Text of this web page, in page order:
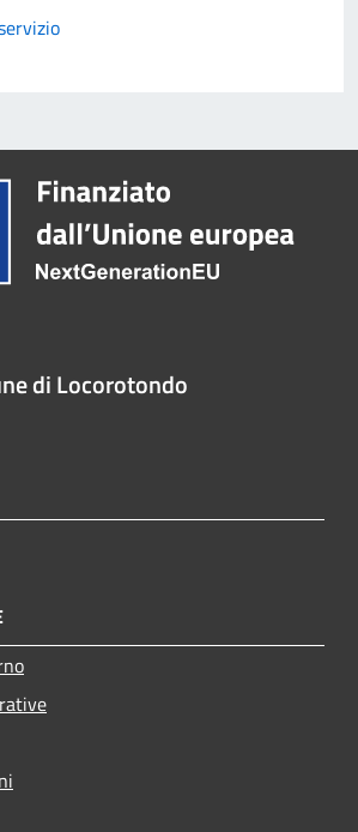
di Locorotondo